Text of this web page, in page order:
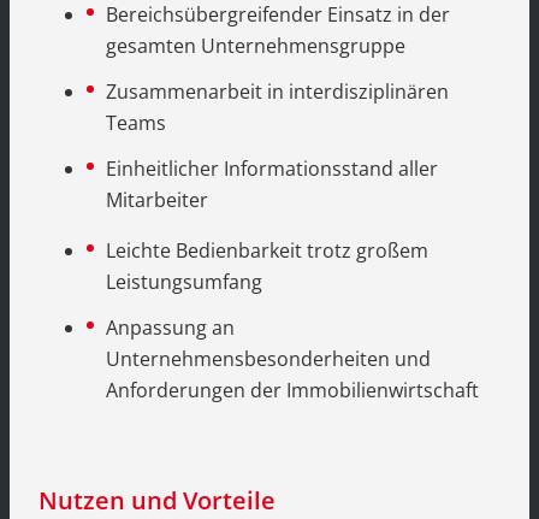
Bereichsübergreifender Einsatz in der
gesamten Unternehmensgruppe
Zusammenarbeit in interdisziplinären
Teams
Einheitlicher Informationsstand aller
Mitarbeiter
Leichte Bedienbarkeit trotz großem
Leistungsumfang
Anpassung an
Unternehmensbesonderheiten und
Anforderungen der Immobilienwirtschaft
Nutzen und Vorteile